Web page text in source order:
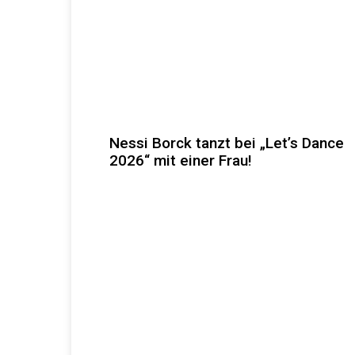
Nessi Borck tanzt bei „Let’s Dance
2026“ mit einer Frau!